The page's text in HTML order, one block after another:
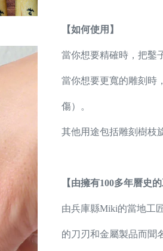
【如何使用】
當你想要精確時，把鑿
當你想要更寬的雕刻時
傷）。
其他用途包括雕刻樹枝
【由擁有100多年曆史
由兵庫縣Miki的當地工
的刀刃和金屬製品而聞